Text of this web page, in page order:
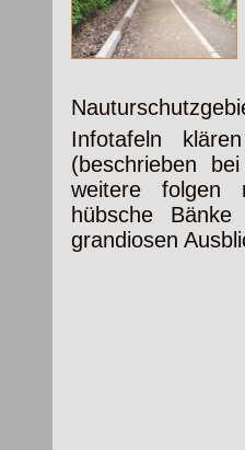
Infotafeln
(beschrieben bei
weitere folgen
hübsche
grandiosen